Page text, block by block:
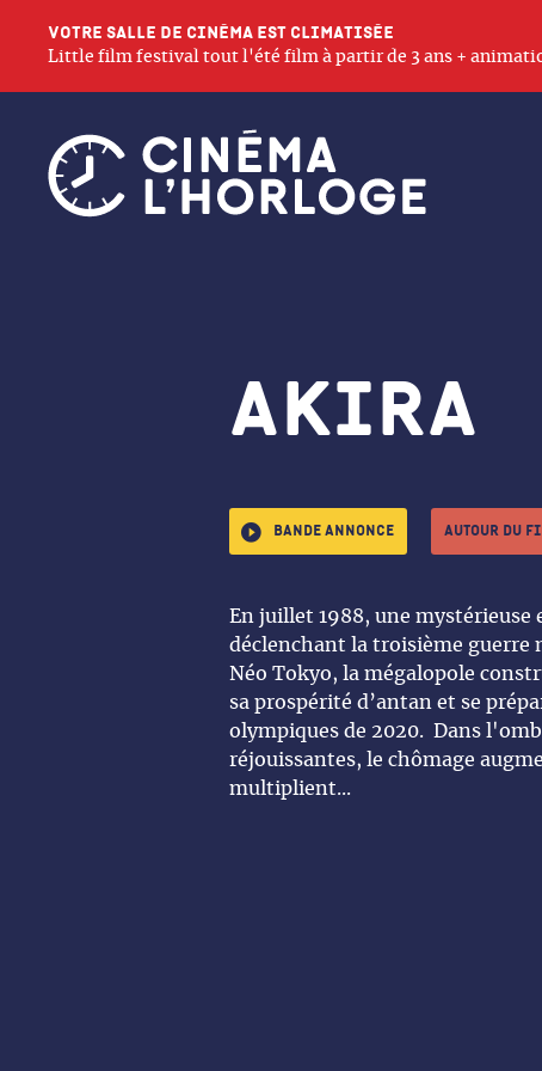
Votre salle de cinéma est climatisée
Little film festival tout l'été film à partir de 3 ans +
Akira
Bande annonce Autour du
En juillet 1988, une
déclenchant la troisième guerre
Néo Tokyo, la mégalopole
sa prospérité d’antan et se
olympiques de 2020. Dans
réjouissantes, le chômage
multiplient...